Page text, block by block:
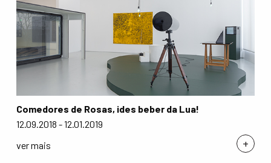
+
Comedores de Rosas, ides beber da Lua!
12.09.2018 - 12.01.2019
ver mais